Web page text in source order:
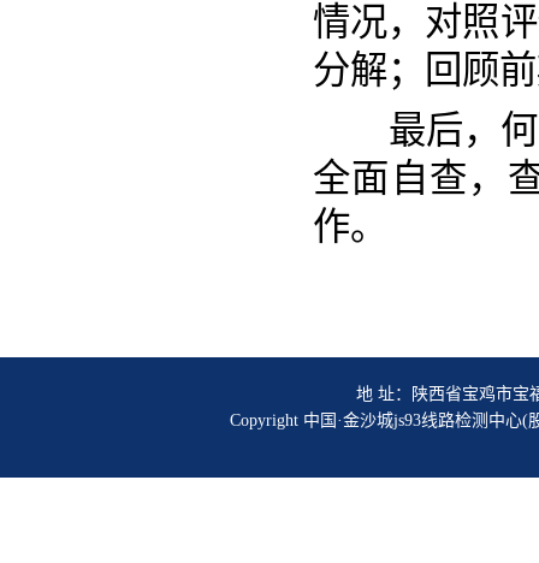
情况，对照
分解；回顾
最后，何
全面自查，
作。
地 址：陕西省宝鸡市宝
Copyright 中国·金沙城js93线路检测中心(